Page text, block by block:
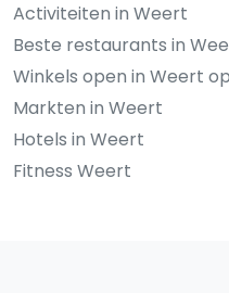
Activiteiten in Weert
Beste restaurants in
Winkels open in Weert
Markten in Weert
Hotels in Weert
Fitness Weert